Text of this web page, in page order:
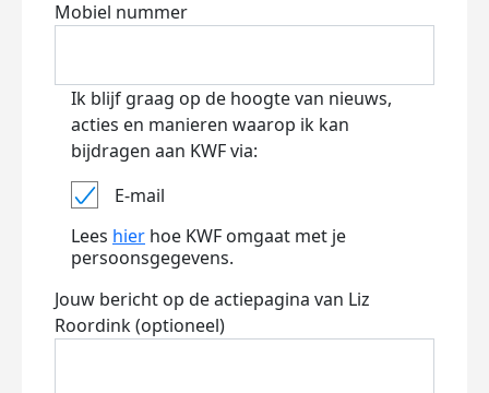
Mobiel nummer
Ik blijf graag op de hoogte van nieuws,
acties en manieren waarop ik kan
bijdragen aan KWF via:
E-mail
Lees hier hoe KWF omgaat met je
persoonsgegevens.
Jouw bericht op de actiepagina van Liz
Roordink (optioneel)